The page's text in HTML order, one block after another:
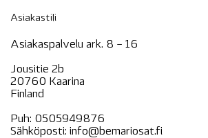
Asiakastili
Asiakaspalvelu ark. 8 – 16
Jousitie 2b
20760 Kaarina
Finland
Puh: 0505949876
Sähköposti: info@bemariosat.fi